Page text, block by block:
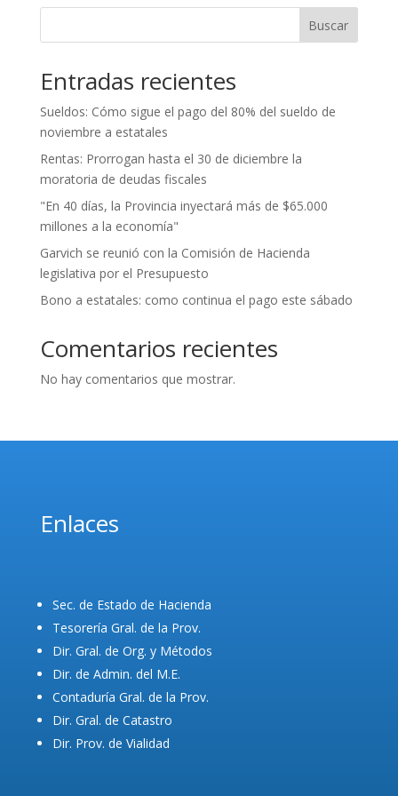
Buscar
Entradas recientes
Sueldos: Cómo sigue el pago del 80% del sueldo de
noviembre a estatales
Rentas: Prorrogan hasta el 30 de diciembre la
moratoria de deudas fiscales
"En 40 días, la Provincia inyectará más de $65.000
millones a la economía"
Garvich se reunió con la Comisión de Hacienda
legislativa por el Presupuesto
Bono a estatales: como continua el pago este sábado
Comentarios recientes
No hay comentarios que mostrar.
Enlaces
Sec. de Estado de Hacienda
Tesorería Gral. de la Prov.
Dir. Gral. de Org. y Métodos
Dir. de Admin. del M.E.
Contaduría Gral. de la Prov.
Dir. Gral. de Catastro
Dir. Prov. de Vialidad